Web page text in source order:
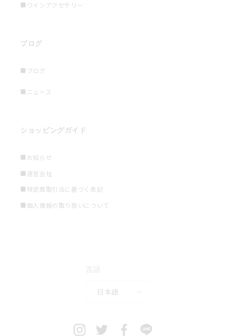
■ワインアクセサリー
ブログ
■ブログ
■ニュース
ショッピングガイド
■お知らせ
■運営会社
■特定商取引法に基づく表記
■個人情報の取り扱いについて
言語
日本語